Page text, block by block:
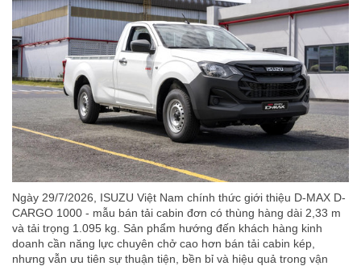
Ngày 29/7/2026, ISUZU Việt Nam chính thức giới thiệu D-MAX D-
CARGO 1000 - mẫu bán tải cabin đơn có thùng hàng dài 2,33 m
và tải trọng 1.095 kg. Sản phẩm hướng đến khách hàng kinh
doanh cần năng lực chuyên chở cao hơn bán tải cabin kép,
nhưng vẫn ưu tiên sự thuận tiện, bền bỉ và hiệu quả trong vận